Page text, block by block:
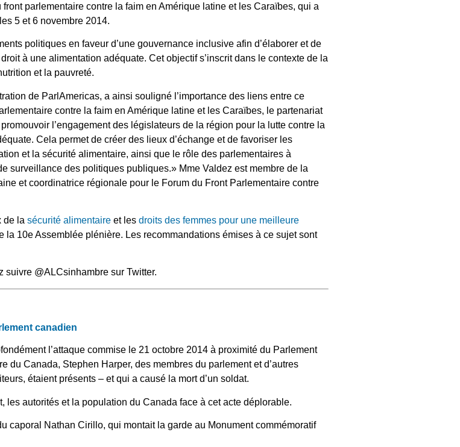
parlementaire contre la faim en Amérique latine et les Caraïbes, qui a
5 et 6 novembre 2014.
politiques en faveur d’une gouvernance inclusive afin d’élaborer et de
à une alimentation adéquate. Cet objectif s’inscrit dans le contexte de la
et la pauvreté.
de ParlAmericas, a ainsi souligné l’importance des liens entre ce
contre la faim en Amérique latine et les Caraïbes, le partenariat
l’engagement des législateurs de la région pour la lutte contre la
Cela permet de créer des lieux d’échange et de favoriser les
et la sécurité alimentaire, ainsi que le rôle des parlementaires à
surveillance des politiques publiques.» Mme Valdez est membre de la
et coordinatrice régionale pour le Forum du Front Parlementaire contre
de lasécurité alimentaire et lesdroits des femmes pour une meilleure
la 10e Assemblée plénière. Les recommandations émises à ce sujet sont
suivre @ALCsinhambre sur Twitter.
canadien
l’attaque commise le 21 octobre 2014 à proximité du Parlement
du Canada, Stephen Harper, des membres du parlement et d’autres
étaient présents – et qui a causé la mort d’un soldat.
les autorités et la population du Canada face à cet acte déplorable.
caporal Nathan Cirillo, qui montait la garde au Monument commémoratif